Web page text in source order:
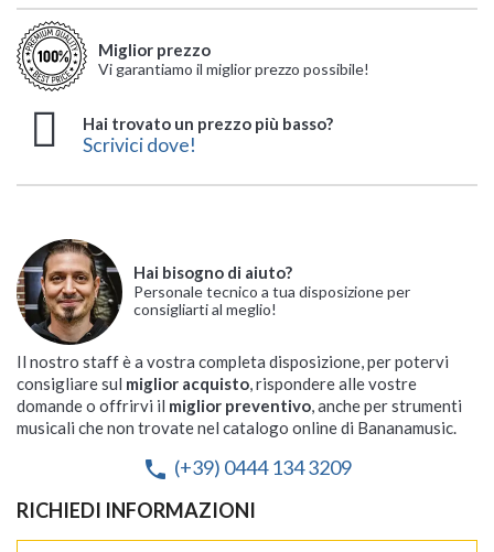
Miglior prezzo
Vi garantiamo il miglior prezzo possibile!
Hai trovato un prezzo più basso?
Scrivici dove!
Hai bisogno di aiuto?
Personale tecnico a tua disposizione per
consigliarti al meglio!
Il nostro staff è a vostra completa disposizione, per potervi
consigliare sul miglior acquisto, rispondere alle vostre
domande o offrirvi il miglior preventivo, anche per strumenti
musicali che non trovate nel catalogo online di Bananamusic.
phone (+39) 0444 134 3209
RICHIEDI INFORMAZIONI